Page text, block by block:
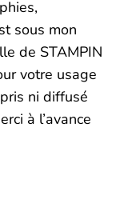
sous mon
de STAMPIN
votre usage
ni diffusé
à l’avance